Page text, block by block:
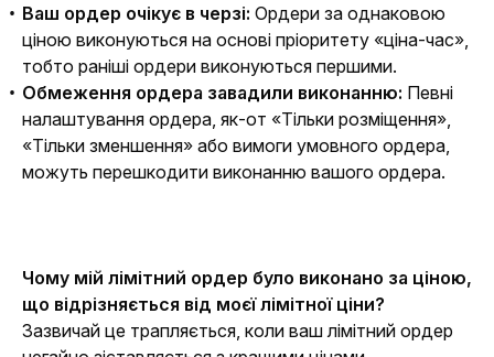
Ваш ордер очікує в черзі: Ордери за однаковою
ціною виконуються на основі пріоритету «ціна-час»,
тобто раніші ордери виконуються першими.
Обмеження ордера завадили виконанню: Певні
налаштування ордера, як-от «Тільки розміщення»,
«Тільки зменшення» або вимоги умовного ордера,
можуть перешкодити виконанню вашого ордера.
Чому мій лімітний ордер було виконано за ціною,
що відрізняється від моєї лімітної ціни?
Зазвичай це трапляється, коли ваш лімітний ордер